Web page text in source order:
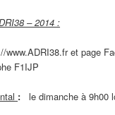
– 2014 :
www.ADRI38.fr et page
F1IJP
: le dimanche à 9h00